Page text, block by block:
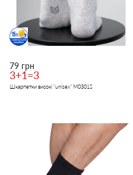
79 грн
3+1=3
Шкарпетки високі "unisex" M0301S